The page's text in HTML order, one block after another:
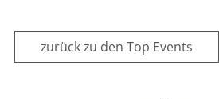
zurück zu den Top Events